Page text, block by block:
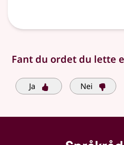
Fant du ordet du lette
Ja Nei